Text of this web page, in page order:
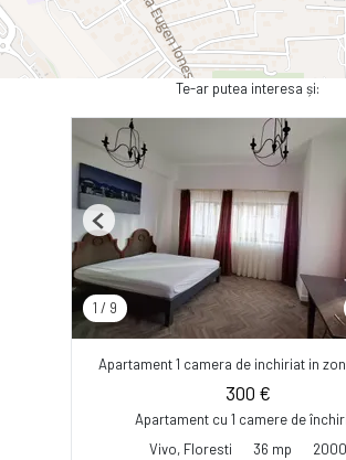
Te-ar putea interesa și:
1 / 9
Previous
Apartament 1 camera de inchiriat in
300 €
Apartament cu 1 camere de
Vivo, Floresti
36 mp 2000